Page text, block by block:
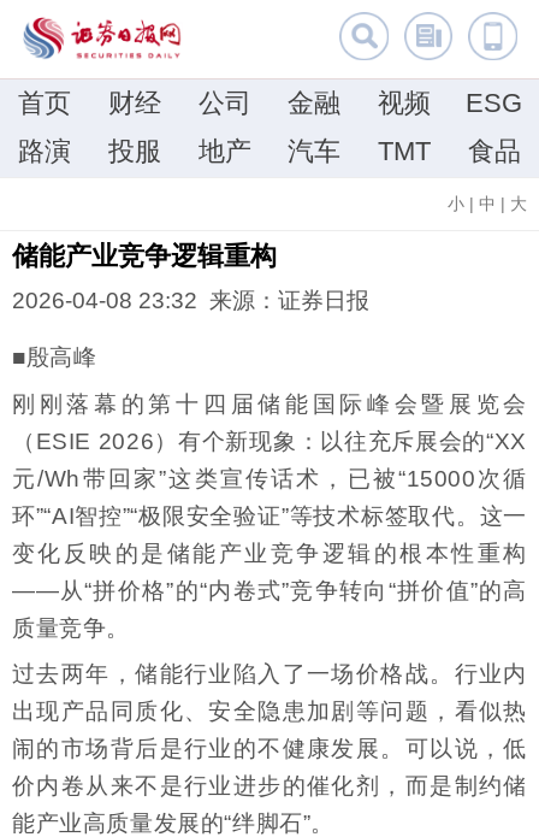
首页 财经 公司 金融 视频
ESG
路演
投服 地产 汽车 TMT 食品
小 | 中 | 大
储能产业竞争逻辑重构
2026-04-08 23:32 来源：证券日报
■殷高峰
刚刚落幕的第十四届储能国际峰会暨展览会
（ESIE 2026）有个新现象：以往充斥展会的“XX
元/Wh带回家”这类宣传话术，已被“15000次循
环”“AI智控”“极限安全验证”等技术标签取代。这一
变化反映的是储能产业竞争逻辑的根本性重构
——从“拼价格”的“内卷式”竞争转向“拼价值”的高
质量竞争。
过去两年，储能行业陷入了一场价格战。行业内
出现产品同质化、安全隐患加剧等问题，看似热
闹的市场背后是行业的不健康发展。可以说，低
价内卷从来不是行业进步的催化剂，而是制约储
能产业高质量发展的“绊脚石”。